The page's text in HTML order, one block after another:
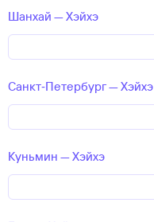
Шанхай — Хэйхэ
Санкт‑Петербург — Хэйхэ
Куньмин — Хэйхэ